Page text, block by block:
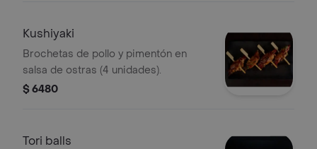
Kushiyaki
Brochetas de pollo y pimentón en
salsa de ostras (4 unidades).
$ 6480
Tori balls